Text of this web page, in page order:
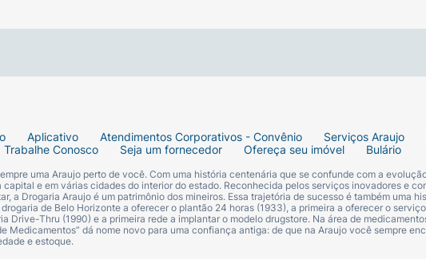
Aplicativo Atendimentos Corporativos - Convênio Serviços Araujo
Trabalhe Conosco Seja um fornecedor Ofereça seu imóvel Bulário
uma Araujo perto de você. Com uma história centenária que se confunde com a
e em várias cidades do interior do estado. Reconhecida pelos serviços inovadores e
a Drogaria Araujo é um patrimônio dos mineiros. Essa trajetória de sucesso é também uma
de Belo Horizonte a oferecer o plantão 24 horas (1933), a primeira a oferecer o
Drive-Thru (1990) e a primeira rede a implantar o modelo drugstore. Na área de
Medicamentos” dá nome novo para uma confiança antiga: de que na Araujo você sempre
e estoque.